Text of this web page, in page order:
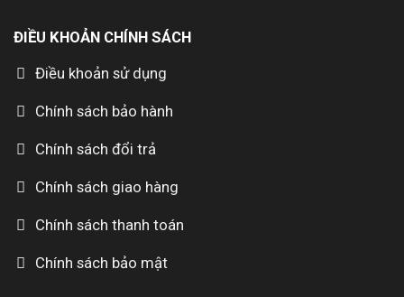
ĐIỀU KHOẢN CHÍNH SÁCH
Điều khoản sử dụng
Chính sách bảo hành
Chính sách đổi trả
Chính sách giao hàng
Chính sách thanh toán
Chính sách bảo mật